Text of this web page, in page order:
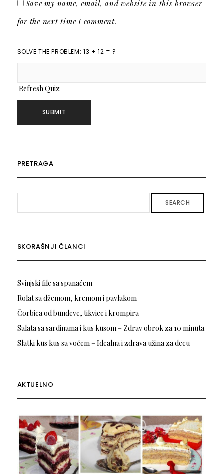
Save my name, email, and website in this browser
for the next time I comment.
SOLVE THE PROBLEM: 13 + 12 = ?
Refresh Quiz
PRETRAGA
SEARCH
SKORAŠNJI ČLANCI
Svinjski file sa spanaćem
Rolat sa džemom, kremom i pavlakom
Čorbica od bundeve, tikvice i krompira
Salata sa sardinama i kus kusom – Zdrav obrok za 10 minuta
Slatki kus kus sa voćem – Idealna i zdrava užina za decu
AKTUELNO